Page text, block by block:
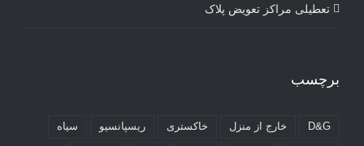
تعطیلی مراکز تعویض پلاک
برچسب
D&G خارج از منزل خاکستری ریسپانسیو سیاه